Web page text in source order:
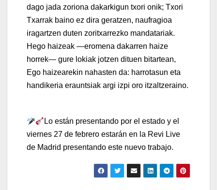
dago jada zoriona dakarkigun txori onik; Txori
Txarrak baino ez dira geratzen, naufragioa
iragartzen duten zoritxarrezko mandatariak.
Hego haizeak —eromena dakarren haize
horrek— gure lokiak jotzen dituen bitartean,
Ego haizearekin nahasten da: harrotasun eta
handikeria erauntsiak argi izpi oro itzaltzeraino.
Lo están presentando por el estado y el
viernes 27 de febrero estarán en la Revi Live
de Madrid presentando este nuevo trabajo.